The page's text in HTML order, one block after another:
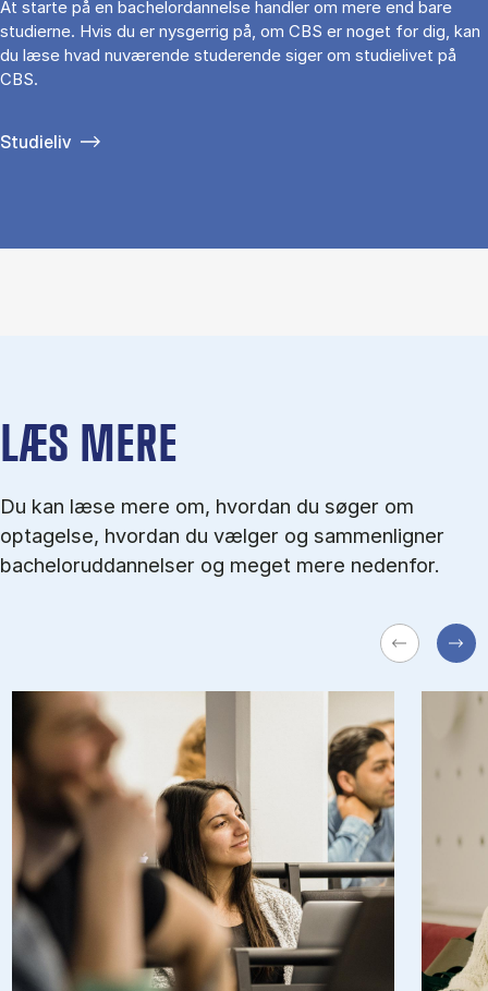
At starte på en bachelordannelse handler om mere end bare
studierne. Hvis du er nysgerrig på, om CBS er noget for dig, kan
du læse hvad nuværende studerende siger om studielivet på
CBS.
Studieliv
LÆS MERE
Du kan læse mere om, hvordan du søger om
optagelse, hvordan du vælger og sammenligner
bacheloruddannelser og meget mere nedenfor.